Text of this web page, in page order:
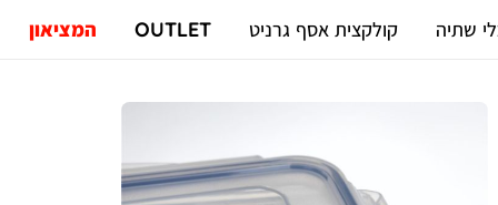
שתיה קולקצית אסף גרניט OUTLET המציאון